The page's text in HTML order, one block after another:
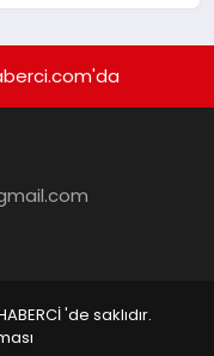
'de saklıdır.